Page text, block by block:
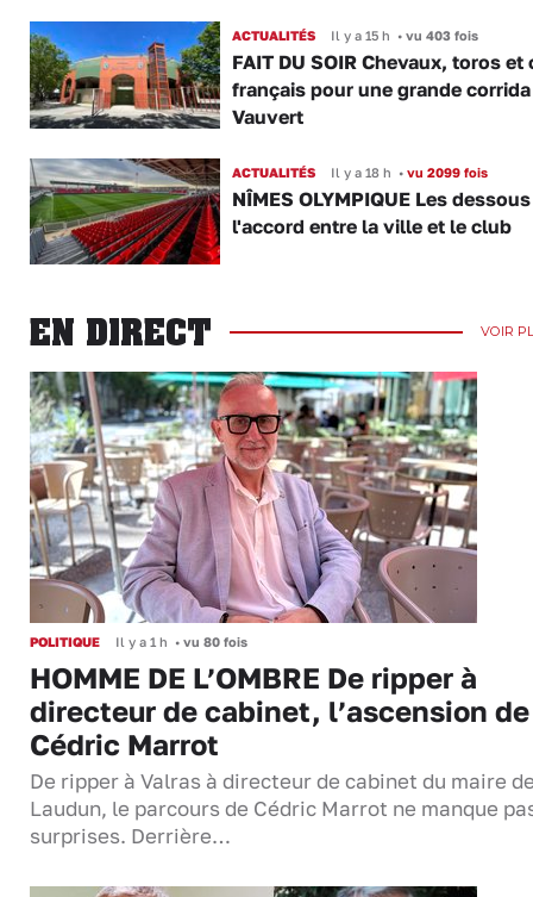
ACTUALITÉS Il y a 15 h •vu 403 fois
FAIT DU SOIR Chevaux, toros et
français pour une grande corrida
Vauvert
ACTUALITÉS Il y a 18 h •vu 2099 fois
NÎMES OLYMPIQUE Les
l'accord entre la ville et le club
EN DIRECT VOIR
POLITIQUE Il y a 1 h • vu 80 fois
HOMME DE L’OMBRE De ripper à
directeur de cabinet, l’ascension de
Cédric Marrot
De ripper à Valras à directeur de cabinet du maire
Laudun, le parcours de Cédric Marrot ne manque
surprises. Derrière…